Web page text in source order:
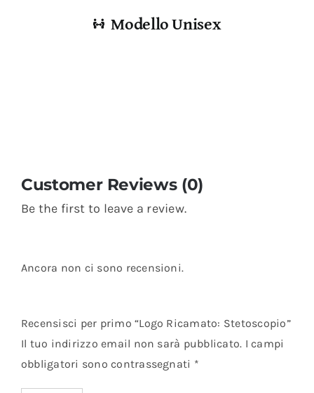
Modello Unisex
Customer Reviews (0)
Be the first to leave a review.
Ancora non ci sono recensioni.
Recensisci per primo “Logo Ricamato: Stetoscopio”
Il tuo indirizzo email non sarà pubblicato. I campi
obbligatori sono contrassegnati *